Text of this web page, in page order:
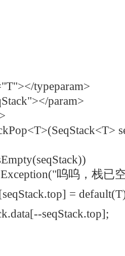
typeparam>
param>
呜呜，栈已
=
seqStack.top];